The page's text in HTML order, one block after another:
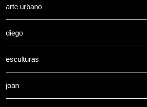
arte urbano
diego
esculturas
joan